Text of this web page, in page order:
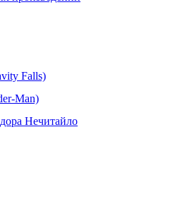
Falls)
Man)
Нечитайло